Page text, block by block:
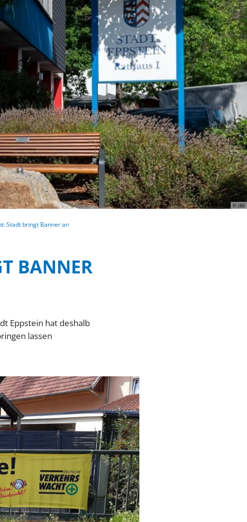
Tourismus Wirtschaft
© JBE
Stadt bringt Banner an
BANNER
Eppstein hat deshalb
lassen